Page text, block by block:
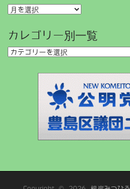
月
一
覧
カレゴリー別一覧
カ